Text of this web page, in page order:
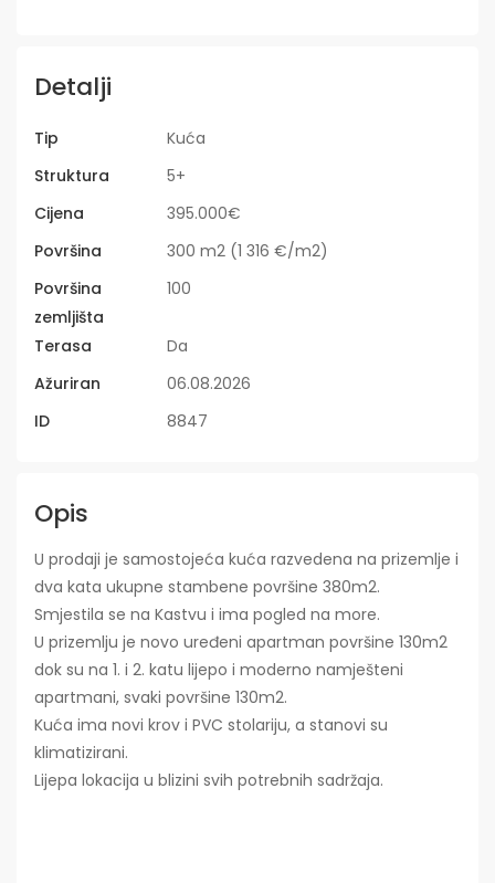
Detalji
Tip
Kuća
Struktura
5+
Cijena
395.000€
Površina
300 m2 (1 316 €/m2)
Površina
zemljišta
100
Terasa
Da
Ažuriran
06.08.2026
ID
8847
Opis
U prodaji je samostojeća kuća razvedena na prizemlje i
dva kata ukupne stambene površine 380m2.
Smjestila se na Kastvu i ima pogled na more.
U prizemlju je novo uređeni apartman površine 130m2
dok su na 1. i 2. katu lijepo i moderno namješteni
apartmani, svaki površine 130m2.
Kuća ima novi krov i PVC stolariju, a stanovi su
klimatizirani.
Lijepa lokacija u blizini svih potrebnih sadržaja.